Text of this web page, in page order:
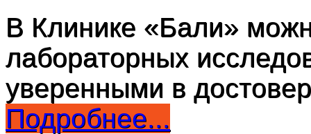
В Клинике «Бали»
лабораторных
уверенными в
Подробнее...